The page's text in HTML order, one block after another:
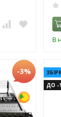
В
-3%
ДО -